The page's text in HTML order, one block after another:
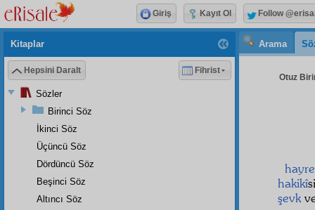
Arama
Otuz
hakikî
şevk
Kitaplar
Hepsini Daralt Fihrist
Sözler
Birinci Söz
İkinci Söz
Üçüncü Söz
Dördüncü Söz
Beşinci Söz
Altıncı Söz
Giriş Kayıt Ol Follow